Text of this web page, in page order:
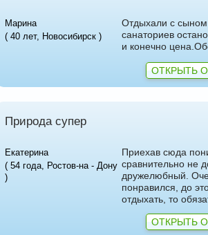
Марина
( 40 лет, Новосибирск )
Отдыхали с
санаториев
и конечно
ОТКРЫТЬ
Природа супер
Екатерина
( 54 года, Ростов-на - Дону
)
Приехав сюда
сравнительно не
дружелюбный.
понравился, до
отдыхать, то
ОТКРЫТЬ